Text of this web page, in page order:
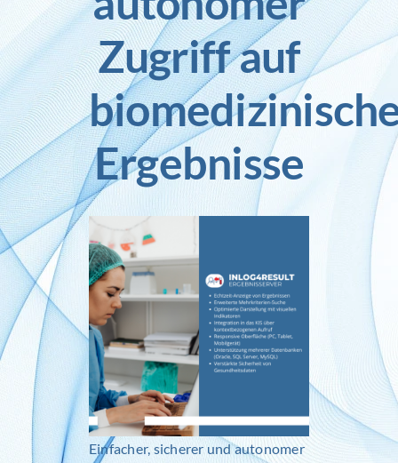
Inlog stellt ein
Kontakt
Zugriff auf
Ergebnisse
Einfacher, sicherer und autonomer